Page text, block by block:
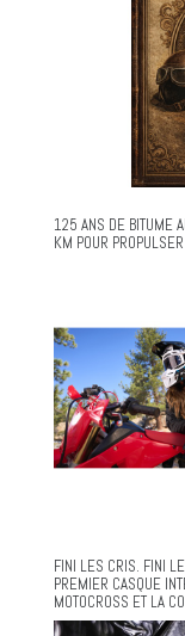
125 ANS DE BITUME
KM POUR
FINI LES CRIS. FINI
PREMIER CASQUE
MOTOCROSS ET LA